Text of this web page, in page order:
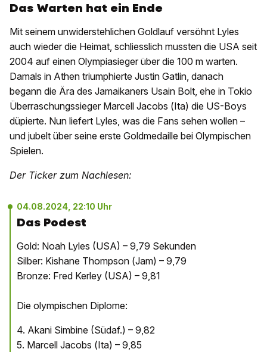
Das Warten hat ein Ende
Mit seinem unwiderstehlichen Goldlauf versöhnt Lyles
auch wieder die Heimat, schliesslich mussten die USA seit
2004 auf einen Olympiasieger über die 100 m warten.
Damals in Athen triumphierte Justin Gatlin, danach
begann die Ära des Jamaikaners Usain Bolt, ehe in Tokio
Überraschungssieger Marcell Jacobs (Ita) die US-Boys
düpierte. Nun liefert Lyles, was die Fans sehen wollen –
und jubelt über seine erste Goldmedaille bei Olympischen
Spielen.
Der Ticker zum Nachlesen:
04.08.2024, 22:10 Uhr
Das Podest
Gold: Noah Lyles (USA) – 9,79 Sekunden
Silber: Kishane Thompson (Jam) – 9,79
Bronze: Fred Kerley (USA) – 9,81
Die olympischen Diplome:
4. Akani Simbine (Südaf.) – 9,82
5. Marcell Jacobs (Ita) – 9,85